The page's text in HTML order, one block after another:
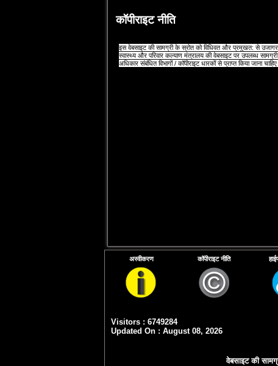
कॉपीराइट नीति
इस वेबसाइट की सामग्री के स्रोत को विधिवत और प्रमुखत: से
स्‍वास्‍थ्‍य और परिवार कल्‍याण मंत्रालय की वेबसाइट पर उपलब्‍ध
अधिकार संबंधित विभागों / कॉपीराइट धारकों से प्राप्‍त किया जाना
अस्वीकरण कॉपीराइट नीति
Visitors : 6749284
Updated On : August 08, 2026
वेबसाइट की